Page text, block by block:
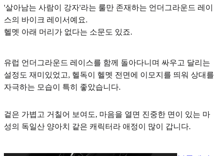
'살아남는 사람이 강자'라는 룰만 존재하는 언더그라운드 레이
스의 바이크 레이서예요.
헬멧 아래 머리가 없다는 소문도 있죠.
유럽 언더그라운드 레이스를 함께 돌아다니며 싸우고 달리는
설정도 재미있었고, 헬독이 헬멧 전면에 이모지를 띄워 상대를
자극하는 모습이 특히 좋았습니다.
겉은 가볍고 거칠어 보여도, 마음을 열면 진중한 면이 있는 마
성의 독일산 양아치
같은 캐릭터라 애정이 많이 갑니다.